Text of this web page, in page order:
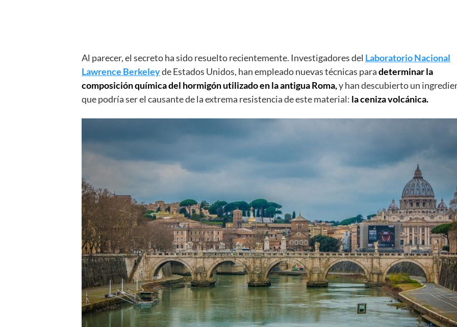
Al parecer, el secreto ha sido resuelto recientemente. Investigadores del Laboratorio Nacional
Lawrence Berkeleyde Estados Unidos, han empleado nuevas técnicas paradeterminar la
composición química del hormigón utilizado en la antigua Roma,y han descubierto un
que podría ser el causante de la extrema resistencia de este material: la ceniza volcánica.